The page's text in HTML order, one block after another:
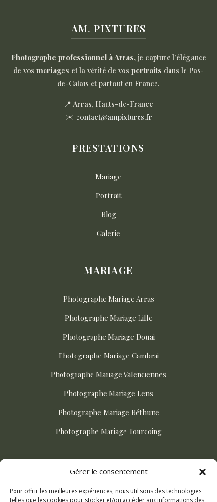
Gérer le consentement
Pour offrir les meilleures expériences, nous utilisons des technologies
telles que les cookies pour stocker et/ou accéder aux informations des
AM. PIXTURES
Photographe professionnel à Arras, je capture l'élégance
de vos mariages et la vérité de vos portraits dans le Pas-
de-Calais et partout en France.
📍 Arras, Hauts-de-France
✉️ contact@ampixtures.fr
PRESTATIONS
Mariage
Portrait
Blog
Galerie
MARIAGE
Photographe Mariage Arras
Photographe Mariage Lille
Photographe Mariage Douai
Photographe Mariage Cambrai
Photographe Mariage Valenciennes
Photographe Mariage Lens
Photographe Mariage Béthune
Photographe Mariage Tourcoing
ACTUALITÉS
Comment choisir son photographe de mariage ?